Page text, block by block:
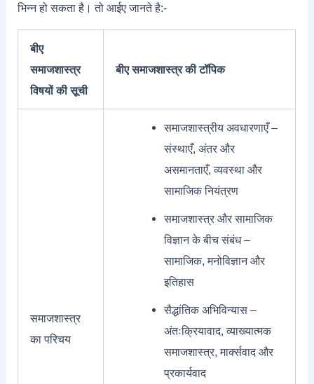
भिन्न हो सकता है। तो आईए जानते है:-
बीए
समाजशास्त्र
विषयों की सूची
बीए समाजशास्त्र की टॉपिक
समाजशास्त्र
का परिचय
समाजशास्त्रीय अवधारणाएँ –
संस्थाएँ, अंतर और
असमानताएँ, व्यवस्था और
सामाजिक नियंत्रण
समाजशास्त्र और सामाजिक
विज्ञान के बीच संबंध –
सामाजिक, मनोविज्ञान और
इतिहास
सैद्धांतिक अभिविन्यास –
अंतःक्रियावाद, व्याख्यात्मक
समाजशास्त्र, मार्क्सवाद और
प्रकार्यवाद